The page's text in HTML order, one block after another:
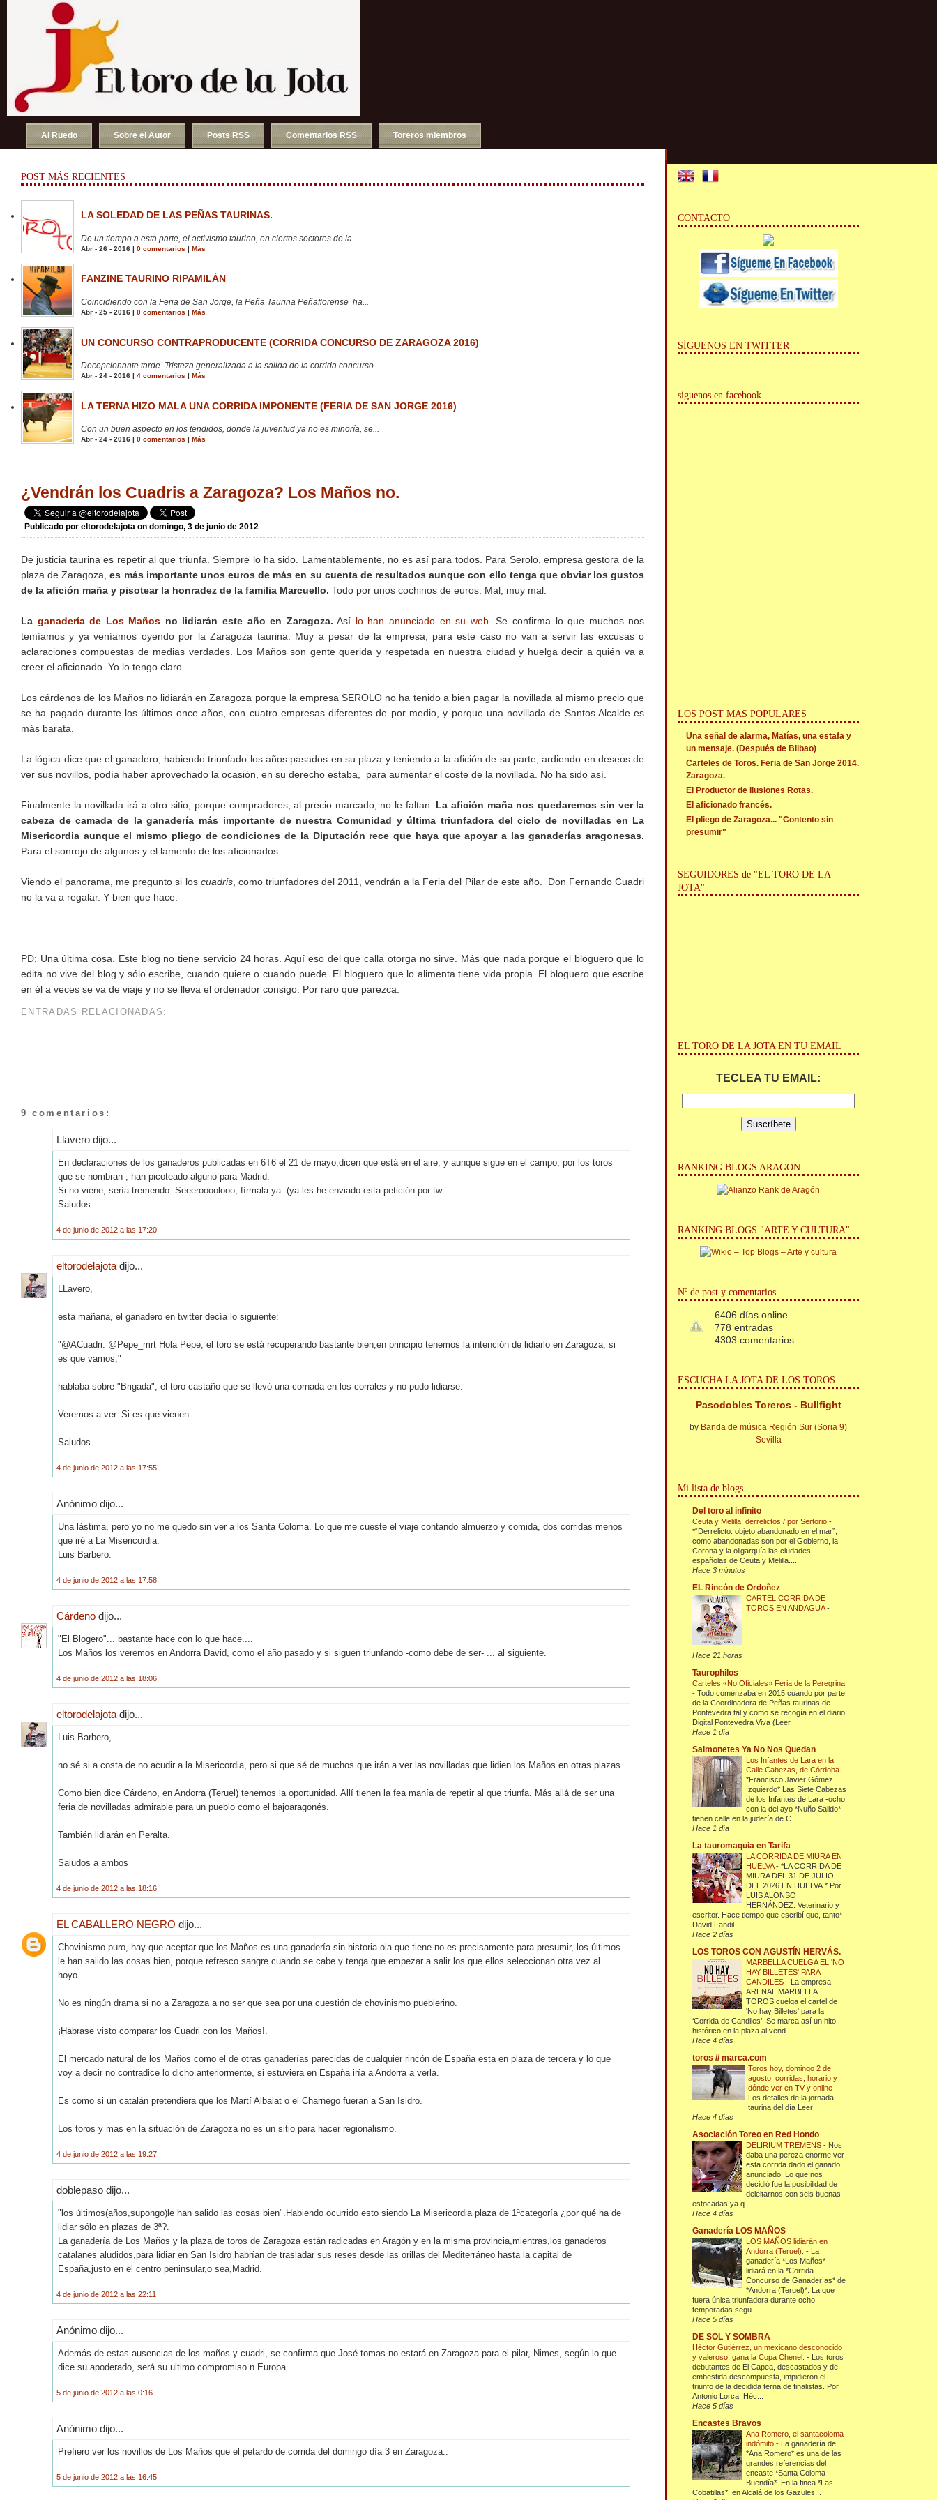
Al Ruedo Sobre el Autor Posts RSS Comentarios RSS Toreros miembros
POST MÁS RECIENTES
LA SOLEDAD DE LAS PEÑAS TAURINAS.
De un tiempo a esta parte, el activismo taurino, en ciertos sectores de la...
Abr - 26 - 2016 | 0 comentarios | Más
FANZINE TAURINO RIPAMILÁN
Coincidiendo con la Feria de San Jorge, la Peña Taurina Peñaflorense ha...
Abr - 25 - 2016 | 0 comentarios | Más
UN CONCURSO CONTRAPRODUCENTE (CORRIDA CONCURSO DE ZARAGOZA 2016)
Decepcionante tarde. Tristeza generalizada a la salida de la corrida concurso...
Abr - 24 - 2016 | 4 comentarios | Más
LA TERNA HIZO MALA UNA CORRIDA IMPONENTE (FERIA DE SAN JORGE 2016)
Con un buen aspecto en los tendidos, donde la juventud ya no es minoría, se...
Abr - 24 - 2016 | 0 comentarios Más
¿Vendrán los Cuadris a Zaragoza? Los Maños no.
Publicado por eltorodelajota on domingo, 3 de junio de 2012
De justicia taurina es repetir al que triunfa. Siempre lo ha sido. Lamentablemente, no es así para todos. Para Serolo, empresa gestora de la
plaza de Zaragoza,es más importante unos euros de más en su cuenta de resultados aunque con ello tenga que obviar los gustos
de la afición maña y pisotear la honradez de la familia Marcuello. Todo por unos cochinos de euros. Mal, muy mal.
La ganadería de Los Maños no lidiarán este año en Zaragoza. Así lo han anunciado en su web.
Se confirma lo que muchos nos
temíamos y ya veníamos oyendo por la Zaragoza taurina. Muy a pesar de la empresa, para este caso no van a servir las excusas o
aclaraciones compuestas de medias verdades. Los Maños son gente querida y respetada en nuestra ciudad y huelga decir a quién va a
creer el aficionado. Yo lo tengo claro.
Los cárdenos de los Maños no lidiarán en Zaragoza porque la empresa SEROLO no ha tenido a bien pagar la novillada al mismo precio que
se ha pagado durante los últimos once años, con cuatro empresas diferentes de por medio, y porque una novillada de Santos Alcalde es
más barata.
La lógica dice que el ganadero, habiendo triunfado los años pasados en su plaza y teniendo a la afición de su parte, ardiendo en deseos de
ver sus novillos, podía haber aprovechado la ocasión, en su derecho estaba, para aumentar el coste de la novillada. No ha sido así.
Finalmente la novillada irá a otro sitio, porque compradores, al precio marcado, no le faltan. La afición maña nos quedaremos sin ver la
cabeza de camada de la ganadería más importante de nuestra Comunidad y última triunfadora del ciclo de novilladas en La
Misericordia aunque el mismo pliego de condiciones de la Diputación rece que haya que apoyar a las ganaderías aragonesas.
Para el sonrojo de algunos y el lamento de los aficionados.
Viendo el panorama, me pregunto si los cuadris, como triunfadores del 2011, vendrán a la Feria del Pilar de este año. Don Fernando Cuadri
no la va a regalar. Y bien que hace.
PD: Una última cosa. Este blog no tiene servicio 24 horas. Aquí eso del que calla otorga no sirve. Más que nada porque el bloguero que lo
edita no vive del blog y sólo escribe, cuando quiere o cuando puede. El bloguero que lo alimenta tiene vida propia. El bloguero que escribe
en él a veces se va de viaje y no se lleva el ordenador consigo. Por raro que parezca.
ENTRADAS RELACIONADAS:
9 comentarios:
Llavero dijo...
En declaraciones de los ganaderos publicadas en 6T6 el 21 de mayo,dicen que está en el aire, y aunque sigue en el campo, por los toros
que se nombran , han picoteado alguno para Madrid.
Si no viene, sería tremendo. Seeeroooolooo, fírmala ya. (ya les he enviado esta petición por tw.
Saludos
4 de junio de 2012 a las 17:20
eltorodelajota dijo...
LLavero,
esta mañana, el ganadero en twitter decía lo siguiente:
"‏@ACuadri: @Pepe_mrt Hola Pepe, el toro se está recuperando bastante bien,en principio tenemos la intención de lidiarlo en Zaragoza, si
es que vamos,"
hablaba sobre "Brigada", el toro castaño que se llevó una cornada en los corrales y no pudo lidiarse.
Veremos a ver. Si es que vienen.
Saludos
4 de junio de 2012 a las 17:55
Anónimo dijo...
Una lástima, pero yo no me quedo sin ver a los Santa Coloma. Lo que me cueste el viaje contando almuerzo y comida, dos corridas menos
que iré a La Misericordia.
Luis Barbero.
4 de junio de 2012 a las 17:58
Cárdeno dijo...
"El Blogero"... bastante hace con lo que hace....
Los Maños los veremos en Andorra David, como el año pasado y si siguen triunfando -como debe de ser- ... al siguiente.
4 de junio de 2012 a las 18:06
eltorodelajota dijo...
Luis Barbero,
no sé si a costa de no acudir a la Misericordia, pero si que sé de muchos que irán a ver las novilladas que lidien los Maños en otras plazas.
Como bien dice Cárdeno, en Andorra (Teruel) tenemos la oportunidad. Allí tienen la fea manía de repetir al que triunfa. Más allá de ser una
feria de novilladas admirable para un pueblo como el bajoaragonés.
También lidiarán en Peralta.
Saludos a ambos
4 de junio de 2012 a las 18:16
EL CABALLERO NEGRO dijo...
Chovinismo puro, hay que aceptar que los Maños es una ganadería sin historia ola que tiene no es precisamente para presumir, los últimos
le han salido las cosas bien, porque refresco sangre cuando se cabe y tenga que empezar a salir los que ellos seleccionan otra vez al
hoyo.
No es ningún drama si no a Zaragoza a no ser que sea por una cuestión de chovinismo pueblerino.
¡Habrase visto comparar los Cuadri con los Maños!.
El mercado natural de los Maños como el de otras ganaderías parecidas de cualquier rincón de España esta en plaza de tercera y lo que
voy a decir no contradice lo dicho anteriormente, si estuviera en España iría a Andorra a verla.
Es como si un catalán pretendiera que los Martí Albalat o el Charnego fueran a San Isidro.
Los toros y mas en la situación de Zaragoza no es un sitio para hacer regionalismo.
4 de junio de 2012 a las 19:27
doblepaso dijo...
"los últimos(años,supongo)le han salido las cosas bien".Habiendo ocurrido esto siendo La Misericordia plaza de 1ªcategoría ¿por qué ha de
lidiar sólo en plazas de 3ª?.
La ganadería de Los Maños y la plaza de toros de Zaragoza están radicadas en Aragón y en la misma provincia,mientras,los ganaderos
catalanes aludidos,para lidiar en San Isidro habrían de trasladar sus reses desde las orillas del Mediterráneo hasta la capital de
España,justo en el centro peninsular,o sea,Madrid.
4 de junio de 2012 a las 22:11
Anónimo dijo...
Además de estas ausencias de los maños y cuadri, se confirma que José tomas no estará en Zaragoza para el pilar, Nimes, según lo que
dice su apoderado, será su ultimo compromiso n Europa...
5 de junio de 2012 a las 0:16
Anónimo dijo...
Prefiero ver los novillos de Los Maños que el petardo de corrida del domingo día 3 en Zaragoza..
5 de junio de 2012 a las 16:45
CONTACTO
SÍGUENOS EN TWITTER
siguenos en facebook
LOS POST MAS POPULARES
Una señal de alarma, Matías, una estafa y
un mensaje. (Después de Bilbao)
Carteles de Toros. Feria de San Jorge 2014.
Zaragoza.
El Productor de Ilusiones Rotas.
El aficionado francés.
El pliego de Zaragoza... "Contento sin
presumir"
SEGUIDORES de "EL TORO DE LA
JOTA"
EL TORO DE LA JOTA EN TU EMAIL
TECLEA TU EMAIL:
RANKING BLOGS ARAGON
RANKING BLOGS "ARTE Y CULTURA"
Nº de post y comentarios
6406 días online
778 entradas
4303 comentarios
ESCUCHA LA JOTA DE LOS TOROS
Pasodobles Toreros - Bullfight
by Banda de música Región Sur (Soria 9)
Sevilla
Mi lista de blogs
Del toro al infinito
Ceuta y Melilla: derrelictos / por Sertorio-
*“Derrelicto: objeto abandonado en el mar”,
como abandonadas son por el Gobierno, la
Corona y la oligarquía las ciudades
españolas de Ceuta y Melilla....
Hace 3 minutos
EL Rincón de Ordoñez
CARTEL CORRIDA DE
TOROS EN ANDAGUA-
Hace 21 horas
Taurophilos
Carteles «No Oficiales» Feria de la Peregrina
-Todo comenzaba en 2015 cuando por parte
de la Coordinadora de Peñas taurinas de
Pontevedra tal y como se recogía en el diario
Digital Pontevedra Viva (Leer...
Hace 1 día
Salmonetes Ya No Nos Quedan
Los Infantes de Lara en la
Calle Cabezas, de Córdoba-
*Francisco Javier Gómez
Izquierdo* Las Siete Cabezas
de los Infantes de Lara -ocho
con la del ayo *Nuño Salido*-
tienen calle en la judería de C...
Hace 1 día
La tauromaquia en Tarifa
LA CORRIDA DE MIURA EN
HUELVA-*LA CORRIDA DE
MIURA DEL 31 DE JULIO
DEL 2026 EN HUELVA.* Por
LUIS ALONSO
HERNÁNDEZ. Veterinario y
escritor. Hace tiempo que escribí que, tanto*
David Fandil...
Hace 2 días
LOS TOROS CON AGUSTÍN HERVÁS.
MARBELLA CUELGA EL 'NO
HAY BILLETES' PARA
CANDILES- La empresa
ARENAL MARBELLA
TOROS cuelga el cartel de
'No hay Billetes' para la
‘Corrida de Candiles’. Se marca así un hito
histórico en la plaza al vend...
Hace 4 días
toros // marca.com
Toros hoy, domingo 2 de
agosto: corridas, horario y
dónde ver en TV y online-
Los detalles de la jornada
taurina del día Leer
Hace 4 días
Asociación Toreo en Red Hondo
DELIRIUM TREMENS- Nos
daba una pereza enorme ver
esta corrida dado el ganado
anunciado. Lo que nos
decidió fue la posibilidad de
deleitarnos con seis buenas
estocadas ya q...
Hace 4 días
Ganadería LOS MAÑOS
LOS MAÑOS lidiarán en
Andorra (Teruel).- La
ganadería *Los Maños*
lidiará en la *Corrida
Concurso de Ganaderías* de
*Andorra (Teruel)*. La que
fuera única triunfadora durante ocho
temporadas segu...
Hace 5 días
DE SOL Y SOMBRA
Héctor Gutiérrez, un mexicano desconocido
y valeroso, gana la Copa Chenel.- Los toros
debutantes de El Capea, descastados y de
embestida descompuesta, impidieron el
triunfo de la decidida terna de finalistas. Por
Antonio Lorca. Héc...
Hace 5 días
Encastes Bravos
Ana Romero, el santacoloma
indómito- La ganadería de
*Ana Romero* es una de las
grandes referencias del
encaste *Santa Coloma-
Buendía*. En la finca *Las
Cobatillas*, en Alcalá de los Gazules...